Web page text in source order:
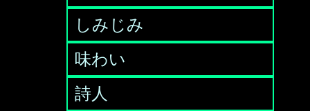
しみじみ
味わい
詩人